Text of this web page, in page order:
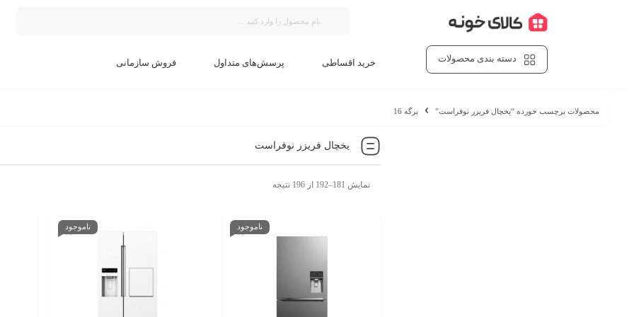
دسته بندی محصولات خرید اقساطی پرسش‌های متداول فروش سازمانی
محصولات برچسب خورده “یخچال فریزر نوفراست” برگه 16
یخچال فریزر نوفراست
نمایش 181–192 از 196 نتیجه
ناموجود ناموجود